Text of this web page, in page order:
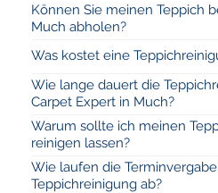
Können Sie meinen Teppich
Much abholen?
Was kostet eine
Wie lange dauert die
Carpet Expert in Much?
Warum sollte ich meinen
reinigen lassen?
Wie laufen die
Teppichreinigung ab?